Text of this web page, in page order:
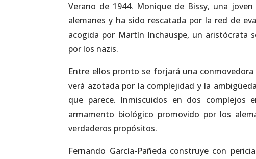
Verano de 1944. Monique de Bissy, una
alemanes y ha sido rescatada por la red de
acogida por Martín Inchauspe, un aristócrata
por los nazis.
Entre ellos pronto se forjará una
verá azotada por la complejidad y la
que parece. Inmiscuidos en dos
armamento biológico promovido por los
verdaderos propósitos.
Fernando García-Pañeda construye con